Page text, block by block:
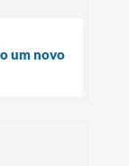
um novo